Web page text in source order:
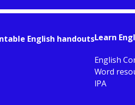
English handoutsLearn
English
Word
IPA